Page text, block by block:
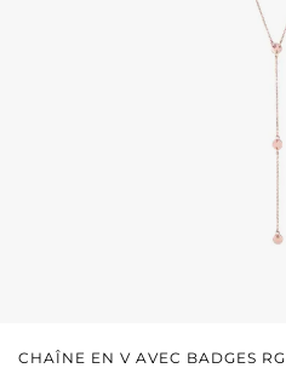
CHAÎNE EN V AVEC BADGES RG